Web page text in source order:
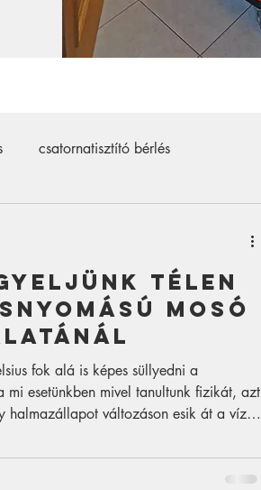
csatornatisztító bérlés
télen
mosó
fok alá is képes süllyedni a
mi esetünkben mivel tanultunk fizikát, azt
halmazállapot változáson esik át a víz
vízből szilárd jég lesz ráadásul a
nagyobbá válik ami zárt helyen elég